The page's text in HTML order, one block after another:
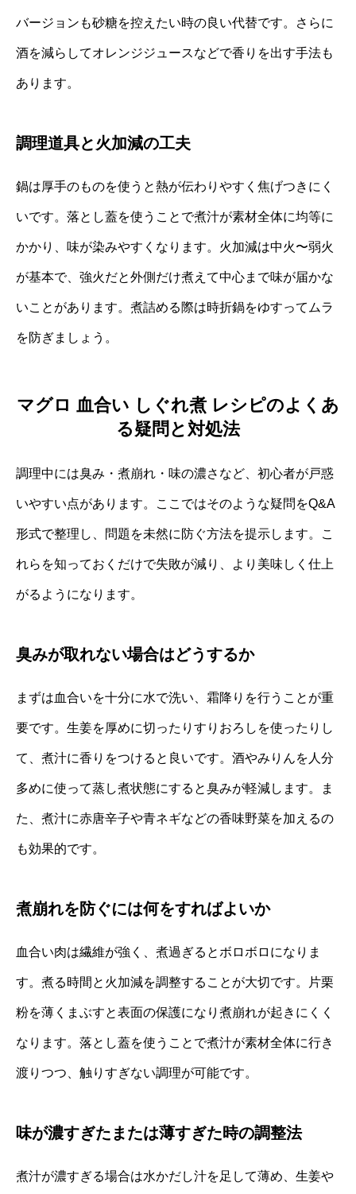
バージョンも砂糖を控えたい時の良い代替です。さらに
酒を減らしてオレンジジュースなどで香りを出す手法も
あります。
調理道具と火加減の工夫
鍋は厚手のものを使うと熱が伝わりやすく焦げつきにく
いです。落とし蓋を使うことで煮汁が素材全体に均等に
かかり、味が染みやすくなります。火加減は中火〜弱火
が基本で、強火だと外側だけ煮えて中心まで味が届かな
いことがあります。煮詰める際は時折鍋をゆすってムラ
を防ぎましょう。
マグロ 血合い しぐれ煮 レシピのよくあ
る疑問と対処法
調理中には臭み・煮崩れ・味の濃さなど、初心者が戸惑
いやすい点があります。ここではそのような疑問をQ&A
形式で整理し、問題を未然に防ぐ方法を提示します。こ
れらを知っておくだけで失敗が減り、より美味しく仕上
がるようになります。
臭みが取れない場合はどうするか
まずは血合いを十分に水で洗い、霜降りを行うことが重
要です。生姜を厚めに切ったりすりおろしを使ったりし
て、煮汁に香りをつけると良いです。酒やみりんを人分
多めに使って蒸し煮状態にすると臭みが軽減します。ま
た、煮汁に赤唐辛子や青ネギなどの香味野菜を加えるの
も効果的です。
煮崩れを防ぐには何をすればよいか
血合い肉は繊維が強く、煮過ぎるとボロボロになりま
す。煮る時間と火加減を調整することが大切です。片栗
粉を薄くまぶすと表面の保護になり煮崩れが起きにくく
なります。落とし蓋を使うことで煮汁が素材全体に行き
渡りつつ、触りすぎない調理が可能です。
味が濃すぎたまたは薄すぎた時の調整法
煮汁が濃すぎる場合は水かだし汁を足して薄め、生姜や